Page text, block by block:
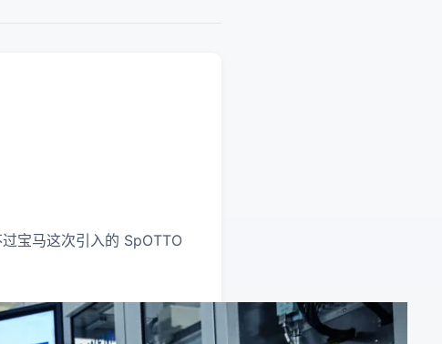
宝马这次引入的 SpOTTO